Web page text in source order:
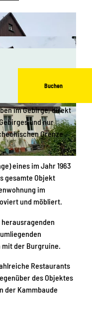
Buchen
im Gebirge, direkt
und nur
Grenze
eines im Jahr 1963
gesamte Objekt
im
und möbliert.
herausragenden
der Burgruine.
Restaurants
des Objektes
der Kammbaude